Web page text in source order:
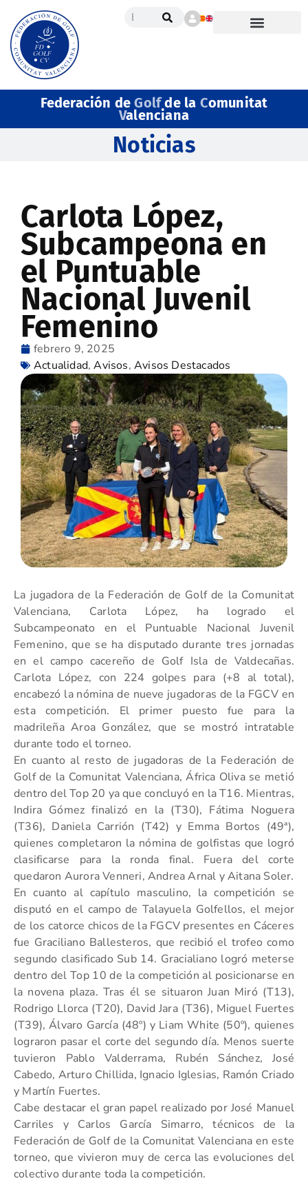
Federación deGolfde la Comunitat
Valenciana
Noticias
Carlota López,
Subcampeona en
el Puntuable
Nacional Juvenil
Femenino
febrero 9, 2025
Actualidad,Avisos,Avisos Destacados
La jugadora de la Federación de Golf de la Comunitat
Valenciana, Carlota López, ha logrado el
Subcampeonato en el Puntuable Nacional Juvenil
Femenino, que se ha disputado durante tres jornadas
en el campo cacereño de Golf Isla de Valdecañas.
Carlota López, con 224 golpes para (+8 al total),
encabezó la nómina de nueve jugadoras de la FGCV en
esta competición. El primer puesto fue para la
madrileña Aroa González, que se mostró intratable
durante todo el torneo.
En cuanto al resto de jugadoras de la Federación de
Golf de la Comunitat Valenciana, África Oliva se metió
dentro del Top 20 ya que concluyó en la T16. Mientras,
Indira Gómez finalizó en la (T30), Fátima Noguera
(T36), Daniela Carrión (T42) y Emma Bortos (49ª),
quienes completaron la nómina de golfistas que logró
clasificarse para la ronda final. Fuera del corte
quedaron Aurora Venneri, Andrea Arnal y Aitana Soler.
En cuanto al capítulo masculino, la competición se
disputó en el campo de Talayuela Golfellos, el mejor
de los catorce chicos de la FGCV presentes en Cáceres
fue Graciliano Ballesteros, que recibió el trofeo como
segundo clasificado Sub 14. Gracialiano logró meterse
dentro del Top 10 de la competición al posicionarse en
la novena plaza. Tras él se situaron Juan Miró (T13),
Rodrigo Llorca (T20), David Jara (T36), Miguel Fuertes
(T39), Álvaro García (48º) y Liam White (50º), quienes
lograron pasar el corte del segundo día. Menos suerte
tuvieron Pablo Valderrama, Rubén Sánchez, José
Cabedo, Arturo Chillida, Ignacio Iglesias, Ramón Criado
y Martín Fuertes.
Cabe destacar el gran papel realizado por José Manuel
Carriles y Carlos García Simarro, técnicos de la
Federación de Golf de la Comunitat Valenciana en este
torneo, que vivieron muy de cerca las evoluciones del
colectivo durante toda la competición.